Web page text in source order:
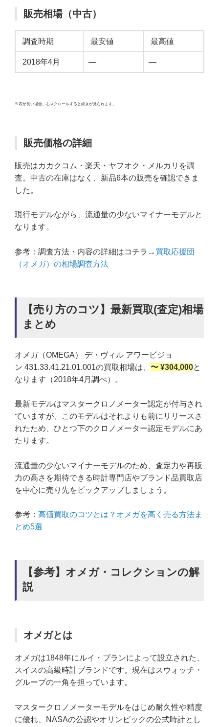
販売相場（中古）
調査時期 最安値 最高値
2018年4月 — —
※表が長い場合、右スクロールすると続きが見られます。
販売価格の詳細
販売はカカクコム・楽天・ヤフオク・メルカリを調
査。中古の在庫はなく、新品6本の販売を確認できま
した。
現行モデルながら、流通量の少ないマイナーモデルと
なります。
参考：調査方法・内容の詳細はコチラ→ 買取応援団
（オメガ）の相場調査方法
【売り方のコツ】最新買取(査定)相場
まとめ
オメガ（OMEGA） デ・ヴィル アワービジョ
ン 431.33.41.21.01.001の買取相場は、 〜 ¥304,000と
なります（2018年4月調べ）。
最新モデルはマスタークロノメーター認定が付与され
ていますが、このモデルはそれよりも前にリリースさ
れたため、ひとつ下のクロノメーター認定モデルにあ
たります。
流通量の少ないマイナーモデルのため、査定力や再販
力の高さを期待できる時計専門店やブランド品買取店
を中心に売り先をピックアップしましょう。
参考： 高価買取のコツとは？オメガを高く売る方法ま
とめ5選
【参考】オメガ・コレクションの解
説
オメガとは
オメガは1848年にルイ・ブランによって設立された、
スイスの高級時計ブランドです。現在はスウォッチ・
グループの一角を担っています。
マスタークロノメーターモデルをはじめ耐久性や精度
に優れ、NASAの公認やオリンピックの公式時計とし